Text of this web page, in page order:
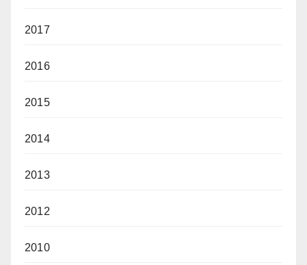
2017
2016
2015
2014
2013
2012
2010